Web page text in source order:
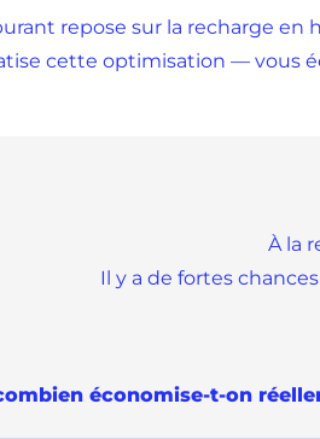
repose sur la recharge en
cette optimisation — vous
À la
Il y a de fortes
économise-t-on